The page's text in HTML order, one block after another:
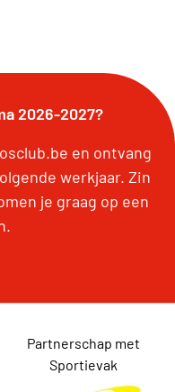
2026-2027?
en ontvang
werkjaar. Zin
je graag op een
Partnerschap met
Sportievak